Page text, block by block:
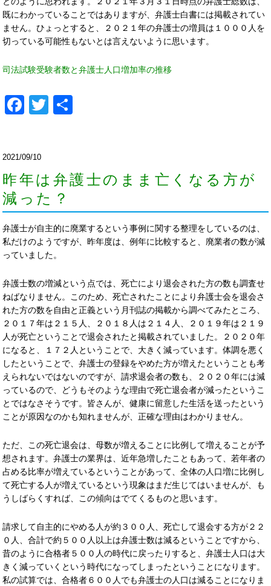
既にわかっていることではありますが、弁護士白書には掲載されてい
ません。ひょっとすると、２０２１年の弁護士の増員は１０００人を
切っている可能性もないとは言えないように思います。
司法試験受験者数と弁護士人口増加率の推移
Facebook
Twitter
2021/09/10
昨年は弁護士のまま亡くなる方が
減った？
弁護士が自主的に廃業するという事例に関する整理をしているのは、
私だけのようですが、昨年度は、例年に比較すると、廃業者の数が減
っていました。
弁護士数の増減という点では、死亡により退会された方の数も調査せ
ねばなりません。このため、死亡されたことにより弁護士会を退会さ
れた方の数を自由と正義という月刊誌の掲載から調べてみたところ、
２０１７年は２１５人、２０１８人は２１４人、２０１９年は２１９
人が死亡ということで退会されたと掲載されていました。２０２０年
になると、１７２人ということで、大きく減っています。体調を悪く
したということで、弁護士の登録をやめた方が増えたということも考
えられないではないのですが、請求退会者の数も、２０２０年には減
っているので、どうもそのような理由で死亡退会者が減ったというこ
とではなさそうです。皆さんが、健康に留意した生活を送ったという
ことが原因なのかも知れませんが、正確な理由はわかりません。
ただ、この死亡退会は、母数が増えることに比例して増えることが予
想されます。弁護士の業界は、近年急増したこともあって、若年者の
占める比率が増えているということがあって、全体の人口増に比例し
て死亡する人が増えているという現象はまだ生じてはいませんが、も
うしばらくすれば、この傾向はでてくるものと思います。
請求して自主的にやめる人が約３００人、死亡して退会する方が２２
０人、合計で約５００人以上は弁護士数は減るということですから、
昔のように合格者５００人の時代に戻ったりすると、弁護士人口は大
きく減っていくという時代になってしまったということになります。
私の試算では、合格者６００人でも弁護士の人口は減ることになりま